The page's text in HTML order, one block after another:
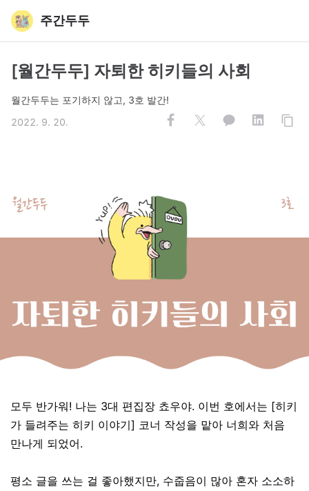
주간두두
[월간두두] 자퇴한 히키들의 사회
월간두두는 포기하지 않고, 3호 발간!
2022. 9. 20.
모두 반가워! 나는 3대 편집장 쵸우야. 이번 호에서는 [히키
가 들려주는 히키 이야기] 코너 작성을 맡아 너희와 처음
만나게 되었어.
평소 글을 쓰는 걸 좋아했지만, 수줍음이 많아 혼자 소소하